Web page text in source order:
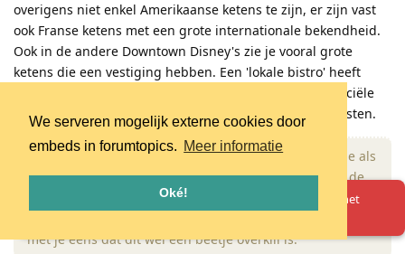
We serveren mogelijk externe cookies door
embeds in forumtopics. Meer informatie
Oké!
overigens niet enkel Amerikaanse ketens te zijn, er zijn vast
ook Franse ketens met een grote internationale bekendheid.
Ook in de andere Downtown Disney's zie je vooral grote
ketens die een vestiging hebben. Een 'lokale bistro' heeft
nooit de aantrekkingskracht en ik gok ook niet de financiële
middelen om zich succesvol in Disney Village te huisvesten.
Ik zie dat zelfs het schmink stalletje als
shop staat aangegeven, net als de store in store van de
bowlingbaan. Dus het zullen er iets minder zijn, maar
met je eens dat dit wel een beetje overkill is.
Oeps! Er is iets misgegaan. Herlaad de pagina en probeer het
opnieuw.